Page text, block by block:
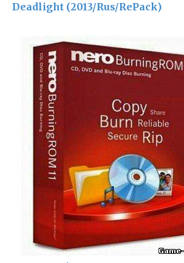
Deadlight (2013/Rus/RePack)